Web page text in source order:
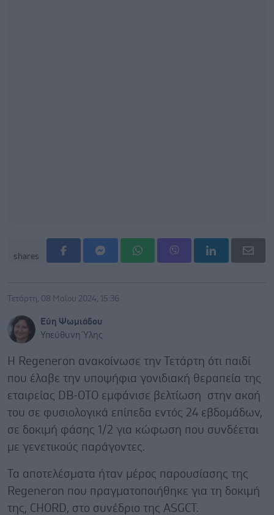
shares
Τετάρτη, 08 Μαΐου 2024, 15:36
Εύη Ψωμιάδου
Υπεύθυνη Ύλης
Η Regeneron ανακοίνωσε την Τετάρτη ότι παιδί
που έλαβε την υποψήφια γονιδιακή θεραπεία της
εταιρείας DB-OTO εμφάνισε βελτίωση στην ακοή
του σε φυσιολογικά επίπεδα εντός 24 εβδομάδων,
σε δοκιμή φάσης 1/2 για κώφωση που συνδέεται
με γενετικούς παράγοντες.
Τα αποτελέσματα ήταν μέρος παρουσίασης της
Regeneron που πραγματοποιήθηκε για τη δοκιμή
της, CHORD, στο συνέδριο της ASGCT.